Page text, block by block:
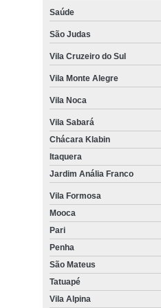
Saúde
São Judas
Vila Cruzeiro do Sul
Vila Monte Alegre
Vila Noca
Vila Sabará
Chácara Klabin
Itaquera
Jardim Anália Franco
Vila Formosa
Mooca
Pari
Penha
São Mateus
Tatuapé
Vila Alpina